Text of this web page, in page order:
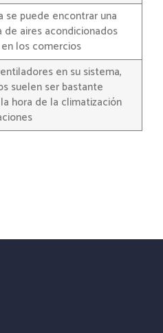
se puede encontrar una
de aires acondicionados
los comercios
en su sistema,
suelen ser bastante
hora de la climatización